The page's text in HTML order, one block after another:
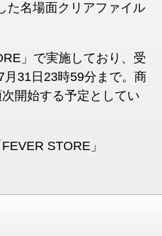
た名場面クリアファイル
」で実施しており、受
31日23時59分まで。商
開始する予定としてい
STORE」